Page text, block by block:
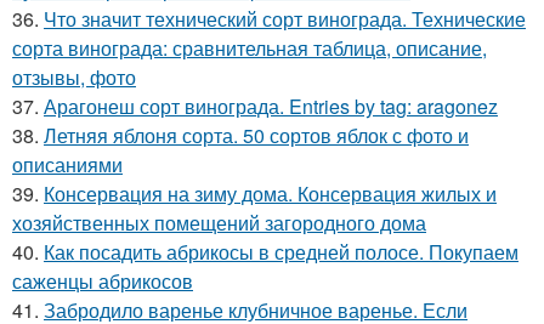
36. Что значит технический сорт винограда. Технические
сорта винограда: сравнительная таблица, описание,
отзывы, фото
37. Арагонеш сорт винограда. Entries by tag: aragonez
38. Летняя яблоня сорта. 50 сортов яблок с фото и
описаниями
39. Консервация на зиму дома. Консервация жилых и
хозяйственных помещений загородного дома
40. Как посадить абрикосы в средней полосе. Покупаем
саженцы абрикосов
41. Забродило варенье клубничное варенье. Если